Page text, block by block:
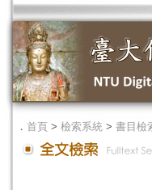
． 首頁 > 檢索系統 > 書目檢